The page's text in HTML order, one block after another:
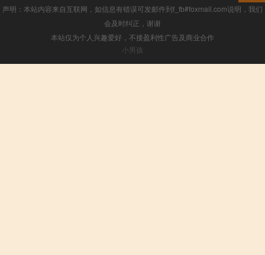
声明：本站内容来自互联网，如信息有错误可发邮件到f_fb#foxmail.com说明，我们
会及时纠正，谢谢
本站仅为个人兴趣爱好，不接盈利性广告及商业合作
小男孩